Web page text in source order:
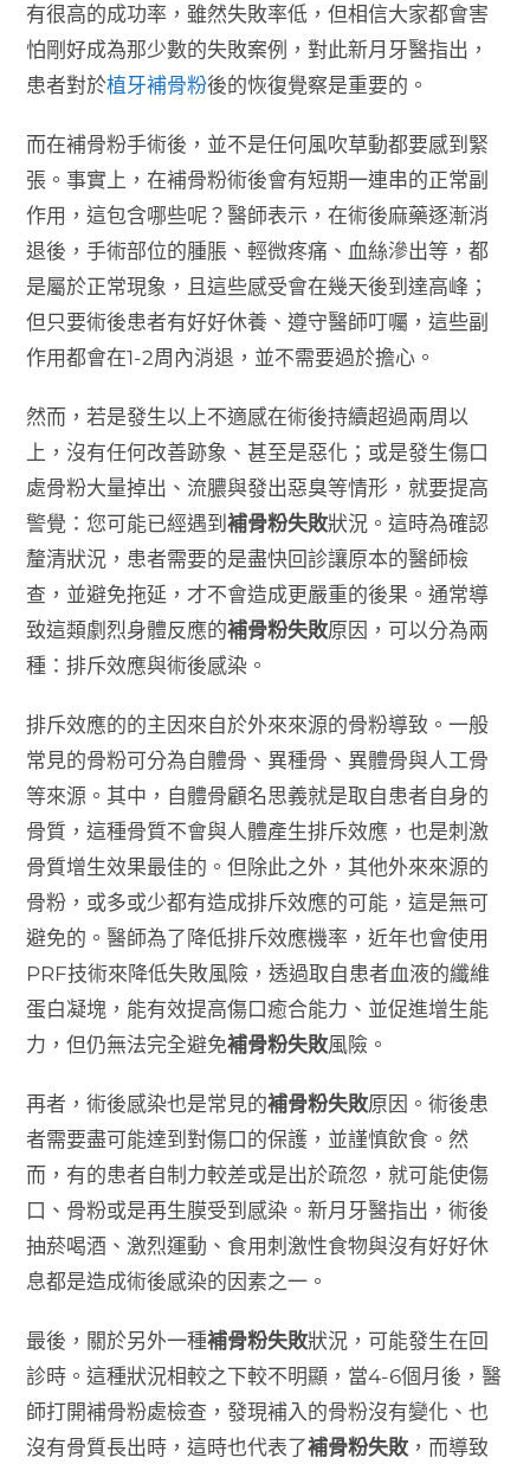
有很高的成功率，雖然失敗率低，但相信大家都會害
怕剛好成為那少數的失敗案例，對此新月牙醫指出，
患者對於植牙補骨粉後的恢復覺察是重要的。
而在補骨粉手術後，並不是任何風吹草動都要感到緊
張。事實上，在補骨粉術後會有短期一連串的正常副
作用，這包含哪些呢？醫師表示，在術後麻藥逐漸消
退後，手術部位的腫脹、輕微疼痛、血絲滲出等，都
是屬於正常現象，且這些感受會在幾天後到達高峰；
但只要術後患者有好好休養、遵守醫師叮囑，這些副
作用都會在1-2周內消退，並不需要過於擔心。
然而，若是發生以上不適感在術後持續超過兩周以
上，沒有任何改善跡象、甚至是惡化；或是發生傷口
處骨粉大量掉出、流膿與發出惡臭等情形，就要提高
警覺：您可能已經遇到補骨粉失敗狀況。這時為確認
釐清狀況，患者需要的是盡快回診讓原本的醫師檢
查，並避免拖延，才不會造成更嚴重的後果。通常導
致這類劇烈身體反應的補骨粉失敗原因，可以分為兩
種：排斥效應與術後感染。
排斥效應的的主因來自於外來來源的骨粉導致。一般
常見的骨粉可分為自體骨、異種骨、異體骨與人工骨
等來源。其中，自體骨顧名思義就是取自患者自身的
骨質，這種骨質不會與人體產生排斥效應，也是刺激
骨質增生效果最佳的。但除此之外，其他外來來源的
骨粉，或多或少都有造成排斥效應的可能，這是無可
避免的。醫師為了降低排斥效應機率，近年也會使用
PRF技術來降低失敗風險，透過取自患者血液的纖維
蛋白凝塊，能有效提高傷口癒合能力、並促進增生能
力，但仍無法完全避免補骨粉失敗風險。
再者，術後感染也是常見的補骨粉失敗原因。術後患
者需要盡可能達到對傷口的保護，並謹慎飲食。然
而，有的患者自制力較差或是出於疏忽，就可能使傷
口、骨粉或是再生膜受到感染。新月牙醫指出，術後
抽菸喝酒、激烈運動、食用刺激性食物與沒有好好休
息都是造成術後感染的因素之一。
最後，關於另外一種補骨粉失敗狀況，可能發生在回
診時。這種狀況相較之下較不明顯，當4-6個月後，醫
師打開補骨粉處檢查，發現補入的骨粉沒有變化、也
沒有骨質長出時，這時也代表了補骨粉失敗 ，而導致